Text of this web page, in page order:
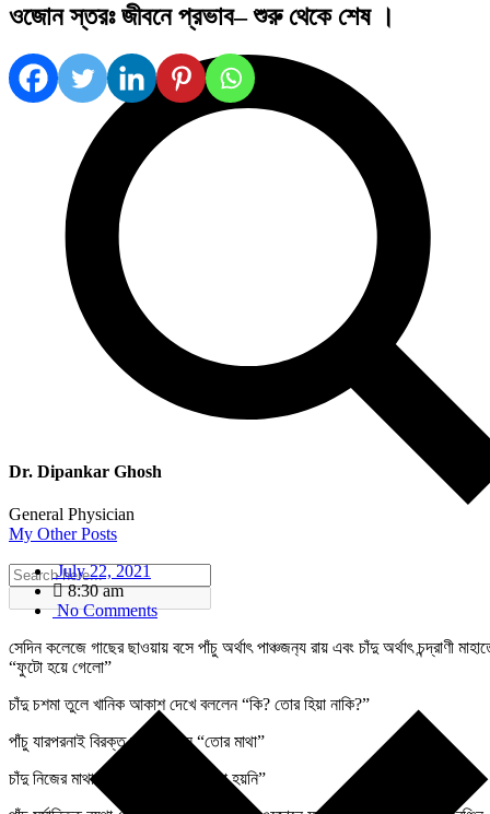
ওজোন স্তরঃ জীবনে প্রভাব– শুরু থেকে শেষ ।
Dr. Dipankar Ghosh
General Physician
My Other Posts
July 22, 2021
8:30 am
No Comments
সেদিন কলেজে গাছের ছাওয়ায় বসে পাঁচু অর্থাৎ পাঞ্চজন‍্য রায়‌ এবং চাঁদু অর্থাৎ চন্দ্রাণী
“ফুটো হয়ে গেলো”
চাঁদু চশমা তুলে খানিক‌ আকাশ দেখে বললেন “কি? তোর হিয়া নাকি?”
পাঁচু যারপরনাই বিরক্ত হয়ে বললেন “তোর মাথা”
চাঁদু নিজের মাথায় হাত বুলিয়ে বললেন “না হয়নি”